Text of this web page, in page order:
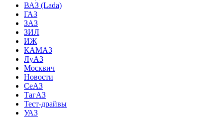
ВАЗ (Lada)
ГАЗ
ЗАЗ
ЗИЛ
ИЖ
КАМАЗ
ЛуАЗ
Москвич
Новости
СеАЗ
ТагАЗ
Тест-драйвы
УАЗ